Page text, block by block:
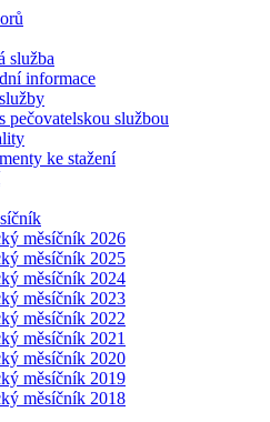
služba
informace
pečovatelskou službou
ke stažení
měsíčník 2026
měsíčník 2025
měsíčník 2024
měsíčník 2023
měsíčník 2022
měsíčník 2021
měsíčník 2020
měsíčník 2019
měsíčník 2018